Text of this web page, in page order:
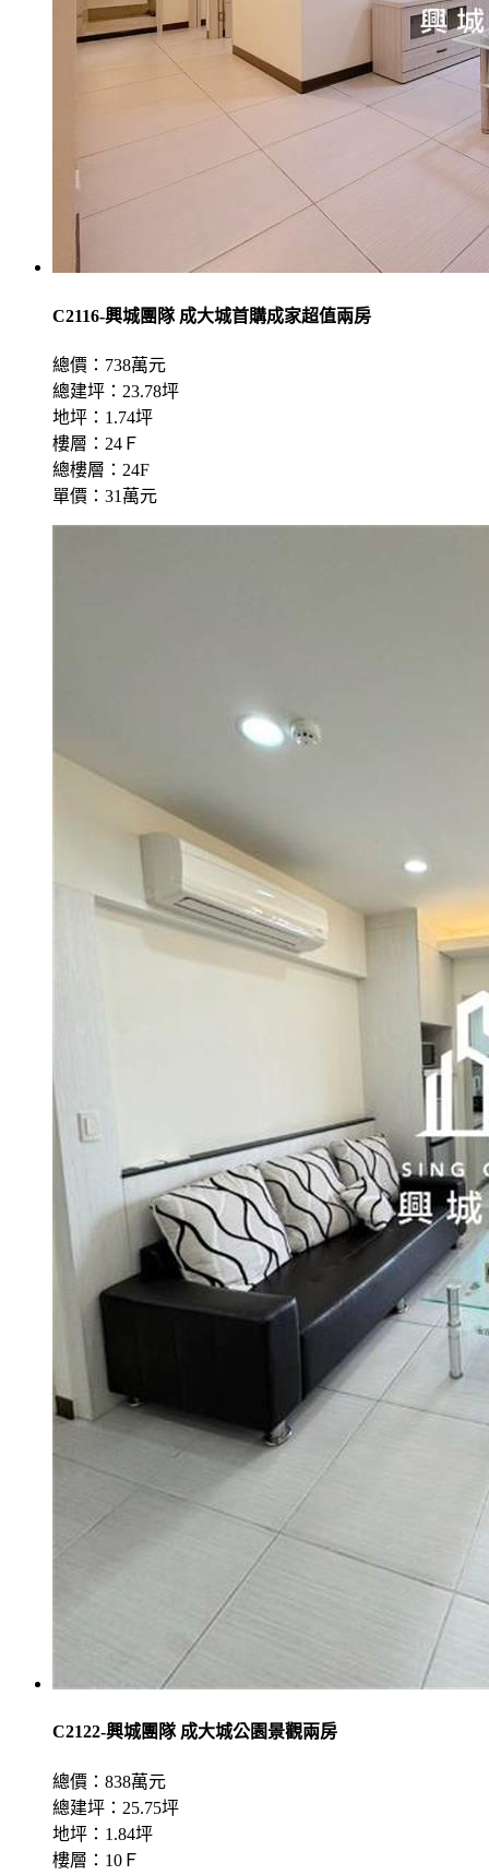
C2116-興城團隊 成大城首購成家超值兩房
總價：738萬元
總建坪：23.78坪
地坪：1.74坪
樓層：24Ｆ
總樓層：24F
單價：31萬元
C2122-興城團隊 成大城公園景觀兩房
總價：838萬元
總建坪：25.75坪
地坪：1.84坪
樓層：10Ｆ